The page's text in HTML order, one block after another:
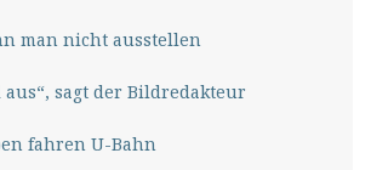
man nicht ausstellen
aus“, sagt der Bildredakteur
fahren U-Bahn